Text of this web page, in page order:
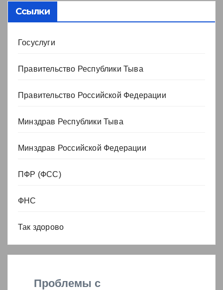
Ссылки
Госуслуги
Правительство Республики Тыва
Правительство Российской Федерации
Минздрав Республики Тыва
Минздрав Российской Федерации
ПФР (ФСС)
ФНС
Так здорово
Проблемы с